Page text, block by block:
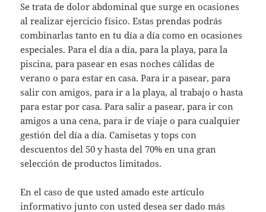
Se trata de dolor abdominal que surge en ocasiones
al realizar ejercicio físico. Estas prendas podrás
combinarlas tanto en tu día a día como en ocasiones
especiales. Para el día a día, para la playa, para la
piscina, para pasear en esas noches cálidas de
verano o para estar en casa. Para ir a pasear, para
salir con amigos, para ir a la playa, al trabajo o hasta
para estar por casa. Para salir a pasear, para ir con
amigos a una cena, para ir de viaje o para cualquier
gestión del día a día. Camisetas y tops con
descuentos del 50 y hasta del 70% en una gran
selección de productos limitados.
En el caso de que usted amado este artículo
informativo junto con usted desea ser dado más